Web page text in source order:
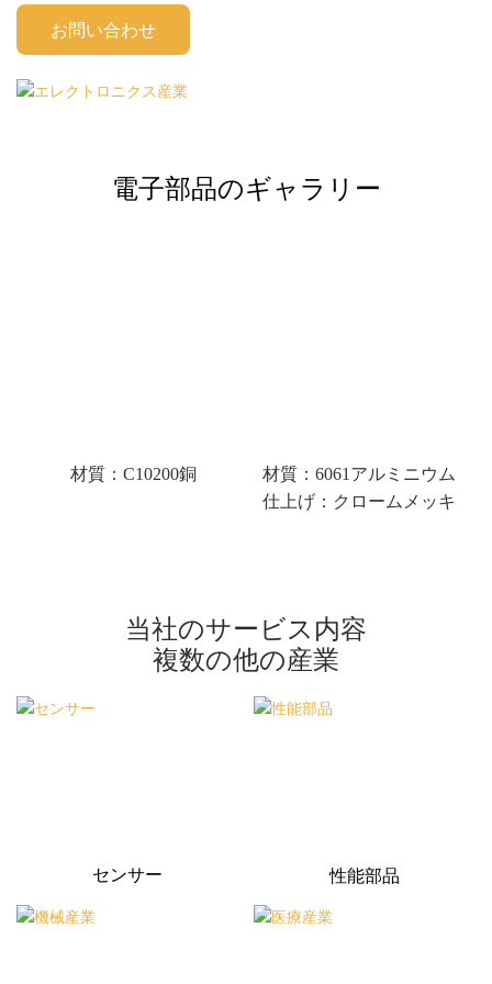
お問い合わせ
電子部品のギャラリー
材質：C10200銅
材質：6061アルミニウム
仕上げ：クロームメッキ
当社のサービス内容
複数の他の産業
センサー 性能部品